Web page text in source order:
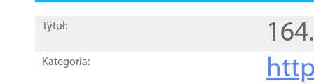
Tytuł:
Kategoria: